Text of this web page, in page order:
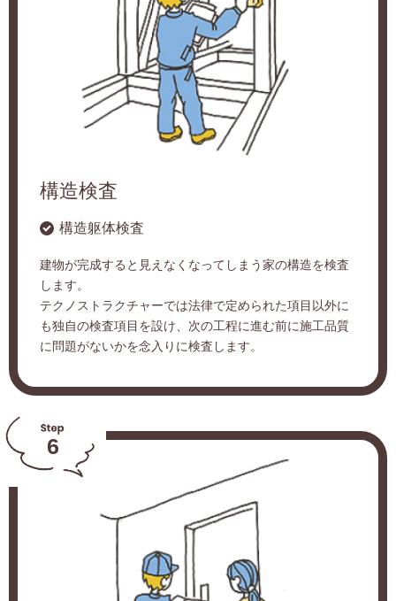
構造検査
構造躯体検査
建物が完成すると見えなくなってしまう家の構造を検査
します。
テクノストラクチャーでは法律で定められた項目以外に
も独自の検査項目を設け、次の工程に進む前に施工品質
に問題がないかを念入りに検査します。
6